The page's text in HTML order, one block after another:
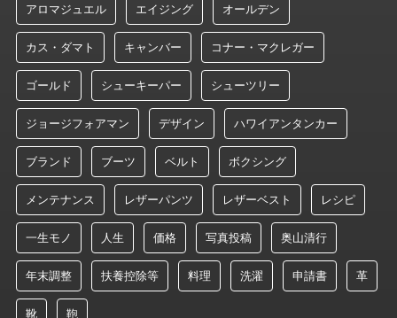
アロマジュエル エイジング オールデン
カス・ダマト キャンバー コナー・マクレガー
ゴールド シューキーパー シューツリー
ジョージフォアマン デザイン ハワイアンタンカー
ブランド ブーツ ベルト ボクシング
メンテナンス レザーパンツ レザーベスト レシピ
一生モノ 人生 価格 写真投稿 奥山清行
年末調整 扶養控除等 料理 洗濯 申請書 革
靴 鞄